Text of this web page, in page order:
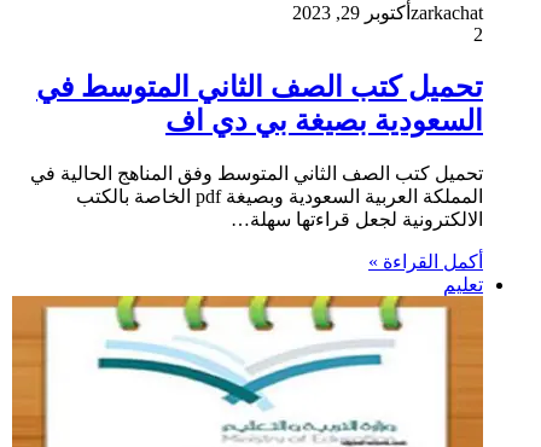
zarkachat أكتوبر 29, 2023
2
تحميل كتب الصف الثاني المتوسط في
السعودية بصيغة بي دي اف
تحميل كتب الصف الثاني المتوسط وفق المناهج الحالية في
المملكة العربية السعودية وبصيغة pdf الخاصة بالكتب
الالكترونية لجعل قراءتها سهلة…
أكمل القراءة »
تعليم